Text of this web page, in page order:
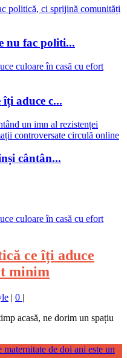
nu fac politi...
aduce c...
cântân...
ce îți aduce
minim
| 0 |
acasă, ne dorim un spațiu